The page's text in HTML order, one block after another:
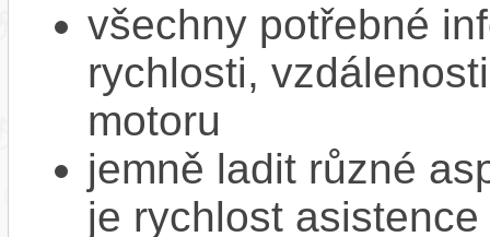
všechny potřebné
rychlosti,
motoru
jemně ladit různé
je rychlost